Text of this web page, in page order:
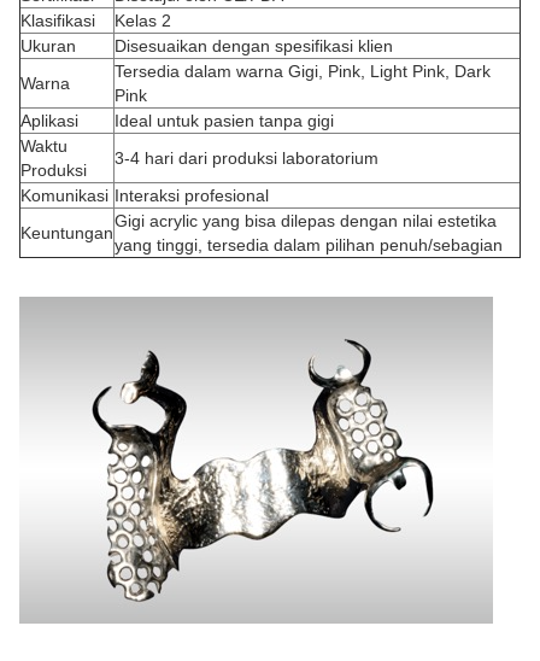
Klasifikasi
Kelas 2
Ukuran
Disesuaikan dengan spesifikasi klien
Warna
Tersedia dalam warna Gigi, Pink, Light Pink, Dark
Pink
Aplikasi
Ideal untuk pasien tanpa gigi
Waktu
Produksi
3-4 hari dari produksi laboratorium
Komunikasi Interaksi profesional
Keuntungan
Gigi acrylic yang bisa dilepas dengan nilai estetika
yang tinggi, tersedia dalam pilihan penuh/sebagian